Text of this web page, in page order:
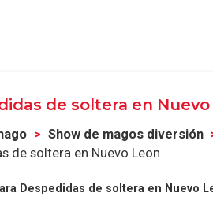
de soltera en
Show de magos diversión
de soltera en Nuevo Leon
Despedidas de soltera en Nuevo